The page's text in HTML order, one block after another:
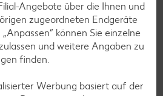
Angebote über die Ihnen und
zugeordneten Endgeräte
können Sie einzelne
und weitere Angaben zu
finden.
Werbung basiert auf der